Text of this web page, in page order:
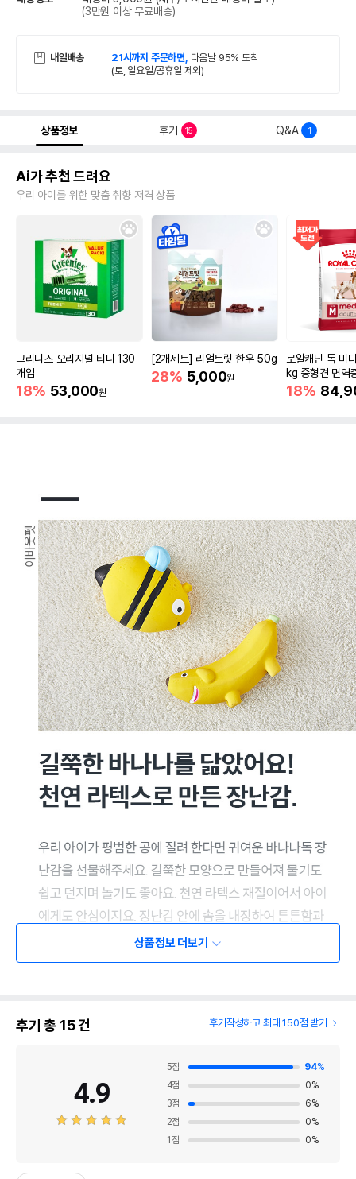
(3만원 이상 무료배송)
내일배송 21시까지 주문하면, 다음날 95% 도착
(토, 일요일/공휴일 제외)
상품정보 후기 15 Q&A 1
Ai가 추천 드려요
우리 아이를 위한 맞춤 취향 저격 상품
그리니즈 오리지널 티니 130
개입
18% 53,000원
[2개세트] 리얼트릿 한우 50g
28% 5,000원
로얄캐닌 독 미
kg 중형견 면역
18%
상품정보 더보기
후기 총 15건 후기작성하고 최대 150점 받기
4.9
5점 94%
4점 0%
3점 6%
2점 0%
1 점 0%